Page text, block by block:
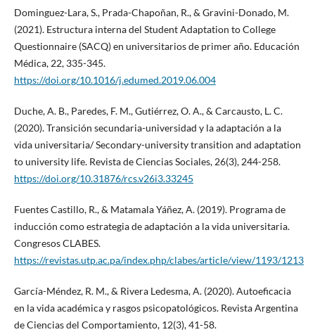
Dominguez-Lara, S., Prada-Chapoñan, R., & Gravini-Donado, M.
(2021). Estructura interna del Student Adaptation to College
Questionnaire (SACQ) en universitarios de primer año. Educación
Médica, 22, 335-345.
https://doi.org/10.1016/j.edumed.2019.06.004
Duche, A. B., Paredes, F. M., Gutiérrez, O. A., & Carcausto, L. C.
(2020). Transición secundaria-universidad y la adaptación a la
vida universitaria/ Secondary-university transition and adaptation
to university life. Revista de Ciencias Sociales, 26(3), 244-258.
https://doi.org/10.31876/rcs.v26i3.33245
Fuentes Castillo, R., & Matamala Yáñez, A. (2019). Programa de
inducción como estrategia de adaptación a la vida universitaria.
Congresos CLABES.
https://revistas.utp.ac.pa/index.php/clabes/article/view/1193/1213
García-Méndez, R. M., & Rivera Ledesma, A. (2020). Autoeficacia
en la vida académica y rasgos psicopatológicos. Revista Argentina
de Ciencias del Comportamiento, 12(3), 41-58.